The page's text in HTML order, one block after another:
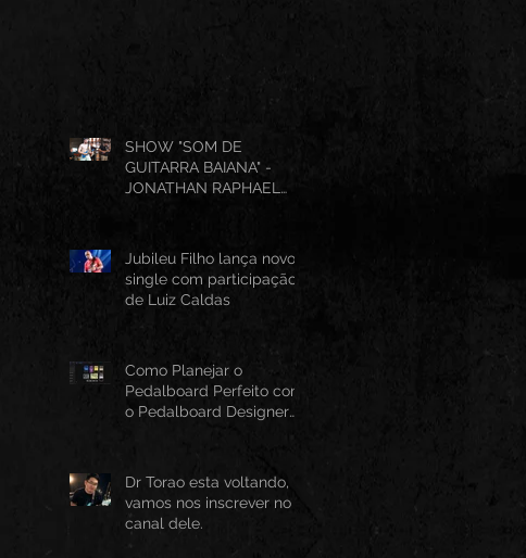
SHOW "SOM DE
GUITARRA BAIANA" -
JONATHAN RAPHAEL
Jubileu Filho lança novo
single com participação
de Luiz Caldas
Como Planejar o
Pedalboard Perfeito com
o Pedalboard Designer
Dr Torao esta voltando,
vamos nos inscrever no
canal dele.